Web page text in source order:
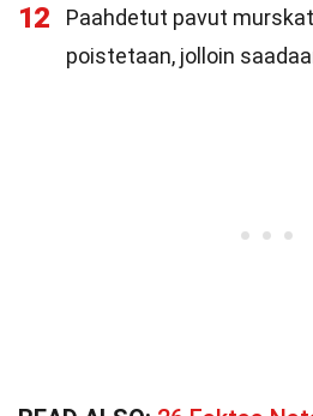
12
Paahdetut pavut
poistetaan, jolloin